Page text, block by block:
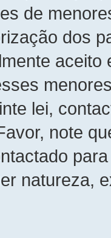
de
dos
lei,
note
natureza,